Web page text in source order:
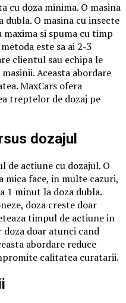
cu doza minima. O masina
dubla. O masina cu insecte
maxima si spuma cu timp
este sa ai 2-3
clientul sau echipa le
Aceasta abordare
MaxCars ofera
treptelor de dozaj pe
dozajul
actiune cu dozajul. O
mica face, in multe cazuri,
1 minut la doza dubla.
doza creste doar
timpul de actiune in
doar atunci cand
abordare reduce
calitatea curatarii.